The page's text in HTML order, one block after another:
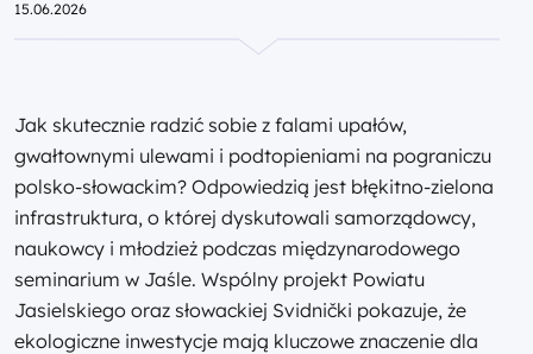
15.06.2026
Jak skutecznie radzić sobie z falami upałów,
gwałtownymi ulewami i podtopieniami na pograniczu
polsko-słowackim? Odpowiedzią jest błękitno-zielona
infrastruktura, o której dyskutowali samorządowcy,
naukowcy i młodzież podczas międzynarodowego
seminarium w Jaśle. Wspólny projekt Powiatu
Jasielskiego oraz słowackiej Svidnički pokazuje, że
ekologiczne inwestycje mają kluczowe znaczenie dla